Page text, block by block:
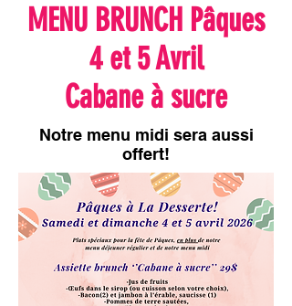
MENU BRUNCH Pâques
4 et 5 Avril
Cabane à sucre
Notre menu midi sera aussi
offert!